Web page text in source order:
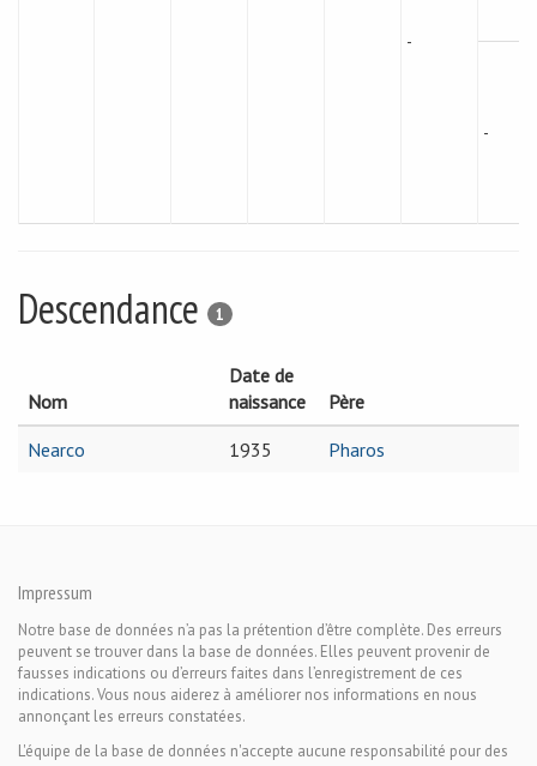
-
-
Descendance 1
Nom
Date de
naissance
Père
Nearco
1935 Pharos
Impressum
Notre base de données n’a pas la prétention d’être complète. Des erreurs
peuvent se trouver dans la base de données. Elles peuvent provenir de
fausses indications ou d’erreurs faites dans l’enregistrement de ces
indications. Vous nous aiderez à améliorer nos informations en nous
annonçant les erreurs constatées.
L'équipe de la base de données n'accepte aucune responsabilité pour des